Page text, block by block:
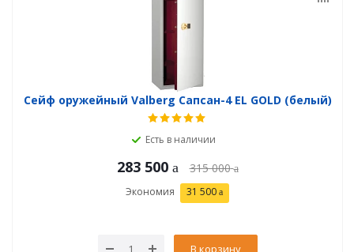
Сейф оружейный Valberg Сапсан-4 EL GOLD (белый)
Есть в наличии
283 500 315 000
Экономия 31 500
В корзину